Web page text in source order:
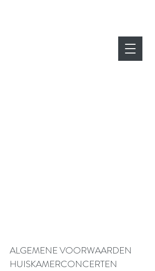
ALGEMENE VOORWAARDEN
HUISKAMERCONCERTEN